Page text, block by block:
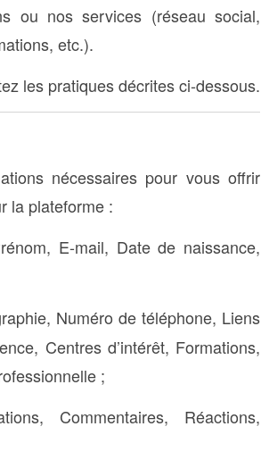
ou nos services (réseau social,
etc.).
les pratiques décrites ci-dessous.
nécessaires pour vous offrir
la plateforme :
E-mail, Date de naissance,
Numéro de téléphone, Liens
Centres d’intérêt, Formations,
;
Commentaires, Réactions,